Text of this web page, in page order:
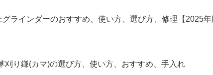
ラインダーのおすすめ、使い方、選び方、修理【2025年
刈り鎌(カマ)の選び方、使い方、おすすめ、手入れ